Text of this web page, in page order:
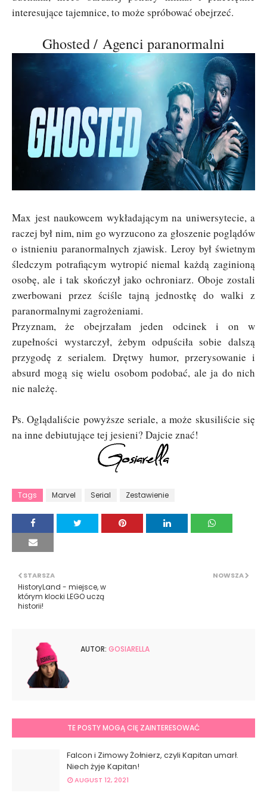
interesujące tajemnice, to może spróbować obejrzeć.
Ghosted / Agenci paranormalni
Max jest naukowcem wykładającym na uniwersytecie, a
raczej był nim, nim go wyrzucono za głoszenie poglądów
o istnieniu paranormalnych zjawisk. Leroy był świetnym
śledczym potrafiącym wytropić niemal każdą zaginioną
osobę, ale i tak skończył jako ochroniarz. Oboje zostali
zwerbowani przez ściśle tajną jednostkę do walki z
paranormalnymi zagrożeniami.
Przyznam, że obejrzałam jeden odcinek i on w
zupełności wystarczył, żebym odpuściła sobie dalszą
przygodę z serialem. Drętwy humor, przerysowanie i
absurd mogą się wielu osobom podobać, ale ja do nich
nie należę.
Ps. Oglądaliście powyższe seriale, a może skusiliście się
na inne debiutujące tej jesieni? Dajcie znać!
Tags Marvel Serial Zestawienie
NOWSZA
STARSZA
HistoryLand - miejsce, w
którym klocki LEGO uczą
historii!
AUTOR: GOSIARELLA
TE POSTY MOGĄ CIĘ ZAINTERESOWAĆ
Falcon i Zimowy Żołnierz, czyli Kapitan umarł.
Niech żyje Kapitan!
AUGUST 12, 2021